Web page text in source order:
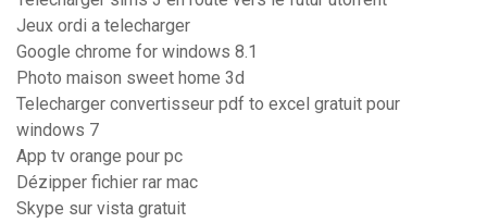
Jeux ordi a telecharger
Google chrome for windows 8.1
Photo maison sweet home 3d
Telecharger convertisseur pdf to excel gratuit pour
windows 7
App tv orange pour pc
Dézipper fichier rar mac
Skype sur vista gratuit